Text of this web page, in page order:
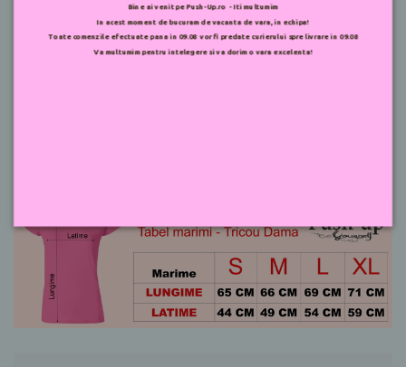
Bine ai venit pe Push-Up.ro - Iti multumim
In acest moment de bucuram de vacanta de vara, in echipa!
Toate comenzile efectuate pana in 09.08 vor fi predate curierului spre livrare in 09.08
Va multumim pentru intelegere si va dorim o vara excelenta!